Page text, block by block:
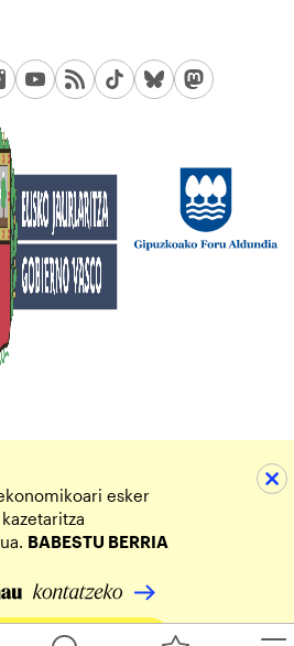
esker
BABESTU BERRIA